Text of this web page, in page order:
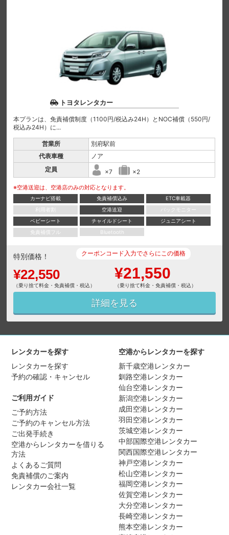
トヨタレンタカー
本プランは、免責補償制度（1100円/税込み24H）とNOC補償（550円/
税込み24H）に...
営業所
別府駅前
代表車種
ノア
定員
×7 ×2
※空港送迎は、空港店のみの対応となります。
カーナビ搭載 免責補償込み
ETC車載器
利用者割
空港送迎
バックモニター
ベビーシート
チャイルドシート
ジュニアシート
免責補償フル
Bluetooth
特別価格！
¥22,550
（乗り捨て料金・免責補償・税込）
クーポンコード入力でさらにこの価格
¥21,550
（乗り捨て料金・免責補償・税込）
詳細を見る
レンタカーを探す
レンタカーを探す
予約の確認・キャンセル
ご利用ガイド
ご予約方法
ご予約のキャンセル方法
ご出発手続き
空港からレンタカーを借りる
方法
よくあるご質問
免責補償のご案内
レンタカー会社一覧
空港からレンタカーを探す
新千歳空港レンタカー
釧路空港レンタカー
仙台空港レンタカー
新潟空港レンタカー
成田空港レンタカー
羽田空港レンタカー
茨城空港レンタカー
中部国際空港レンタカー
関西国際空港レンタカー
神戸空港レンタカー
松山空港レンタカー
福岡空港レンタカー
佐賀空港レンタカー
大分空港レンタカー
長崎空港レンタカー
熊本空港レンタカー